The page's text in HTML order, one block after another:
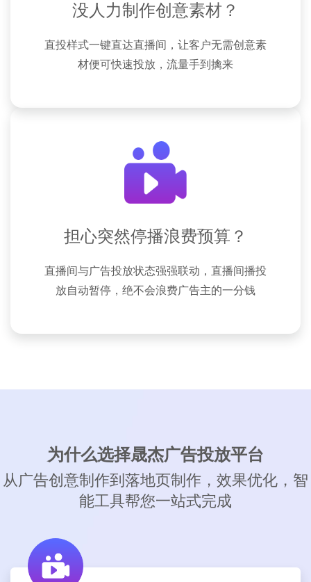
没人力制作创意素材？
直投样式一键直达直播间，让客户无需创意素
材便可快速投放，流量手到擒来
担心突然停播浪费预算？
直播间与广告投放状态强强联动，直播间播投
放自动暂停，绝不会浪费广告主的一分钱
为什么选择晟杰广告投放平台
从广告创意制作到落地页制作，效果优化，智
能工具帮您一站式完成